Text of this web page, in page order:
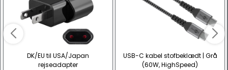
DK/EU til USA/Japan
rejseadapter
USB-C kabel stofbeklædt | Grå
(60W, HighSpeed)